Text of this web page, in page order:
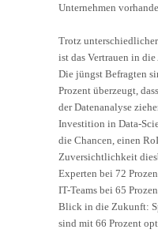
Unternehmen
Trotz
ist das Vertrauen in
Die jüngst Befragten
Prozent überzeugt,
der Datenanalyse
Investition in Data-
die Chancen, einen
Zuversichtlichkeit
Experten bei 72
IT-Teams bei 65
Blick in die Zukunft:
sind mit 66 Prozent